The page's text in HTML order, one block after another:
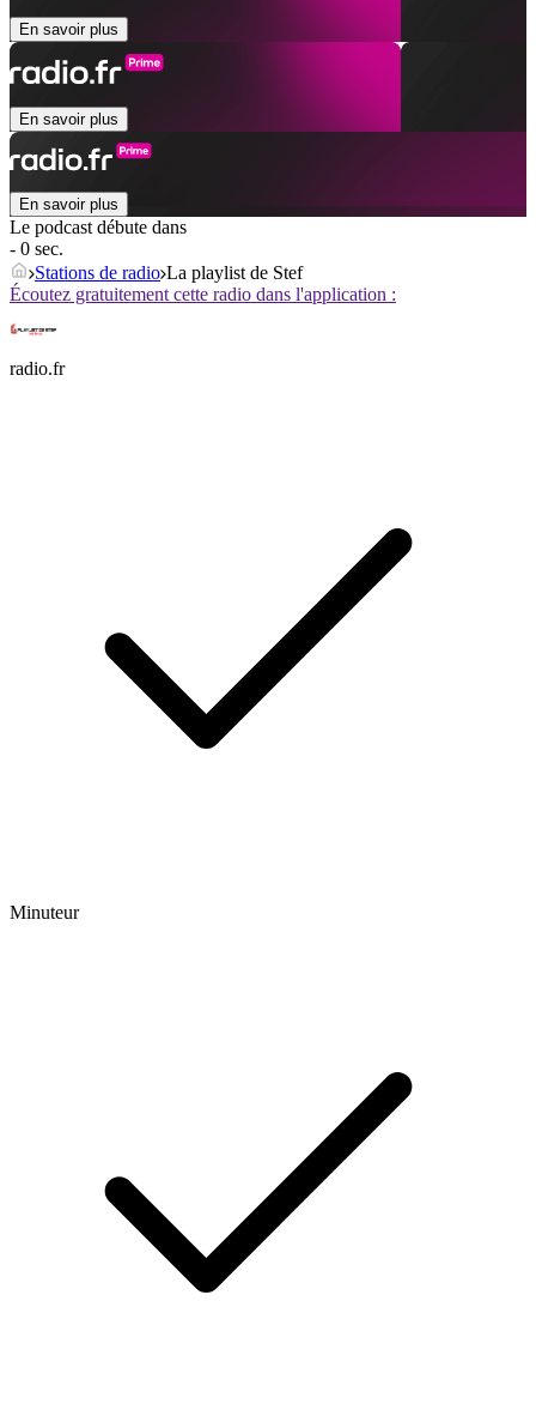
En savoir plus
En savoir plus
En savoir plus
Le podcast débute dans
- 0 sec.
Stations de radio La playlist de Stef
Écoutez gratuitement cette radio dans l'application :
radio.fr
Minuteur